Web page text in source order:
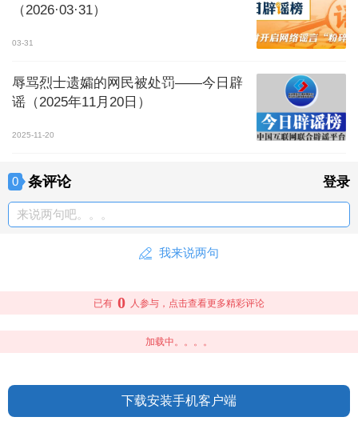
（2026·03·31）
03-31
辱骂烈士遗孀的网民被处罚——今日辟
谣（2025年11月20日）
2025-11-20
0 条评论 登录
来说两句吧。。。
我来说两句
已有 0 人参与，点击查看更多精彩评论
加载中。。。。
下载安装手机客户端